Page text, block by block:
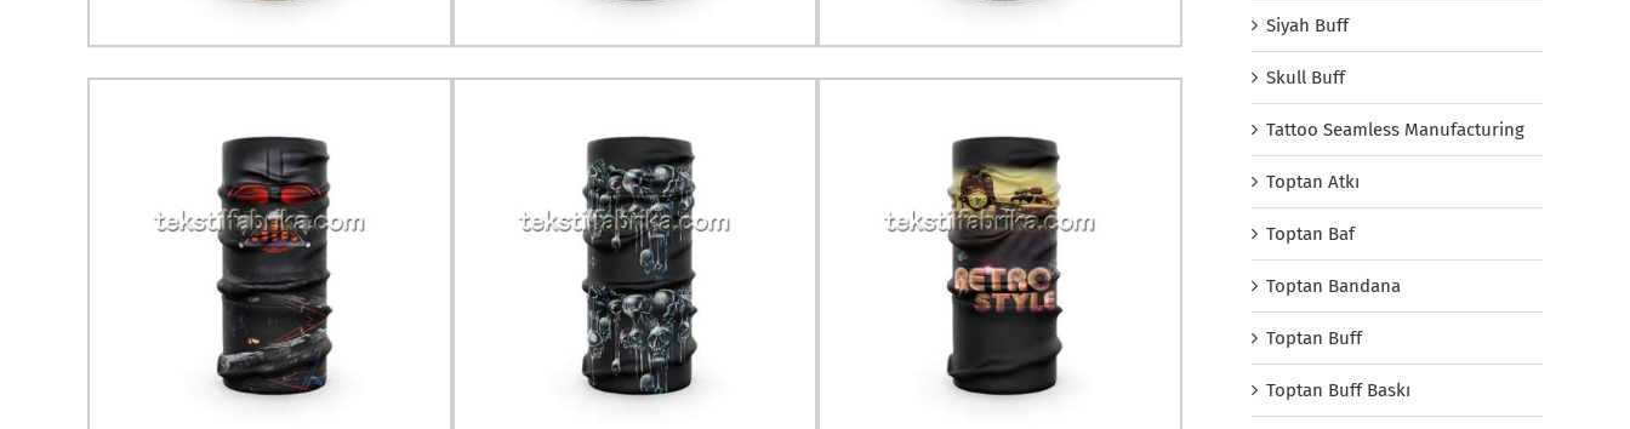
Siyah Buff
Skull Buff
Tattoo Seamless Manufacturing
Toptan Atkı
Toptan Baf
Toptan Bandana
Toptan Buff
Toptan Buff Baskı